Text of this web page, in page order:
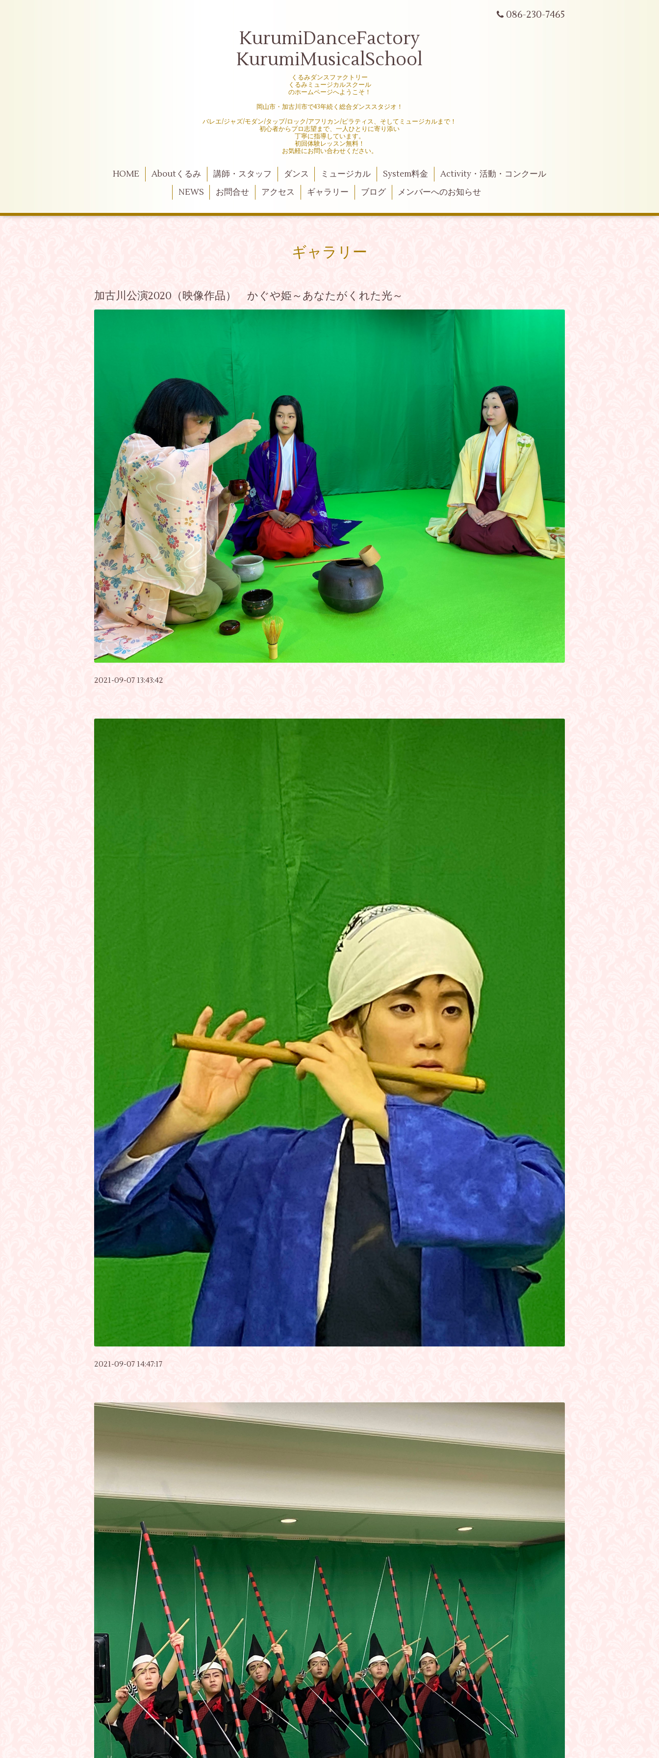
086-230-7465
KurumiDanceFactory
KurumiMusicalSchool
くるみダンスファクトリー
くるみミュージカルスクール
のホームページへようこそ！
岡山市・加古川市で43年続く総合ダンススタジオ！
バレエ/ジャズ/モダン/タップ/ロック/アフリカン/ピラティス、そしてミュージカルまで！
初心者からプロ志望まで、一人ひとりに寄り添い
丁寧に指導しています。
初回体験レッスン無料！
お気軽にお問い合わせください。
HOME Aboutくるみ 講師・スタッフ ダンス ミュージカル System料金
Activity・活動・コンクール
NEWS
お問合せ アクセス ギャラリー ブログ メンバーへのお知らせ
ギャラリー
加古川公演2020（映像作品） かぐや姫～あなたがくれた光～
2021-09-07 13:43:42
2021-09-07 14:47:17